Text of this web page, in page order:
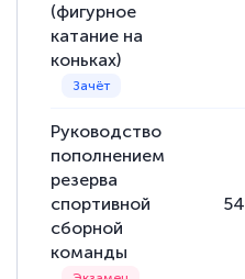
(фигурное
катание на
коньках)
Руководство
пополнением
резерва
спортивной
сборной
команды
54